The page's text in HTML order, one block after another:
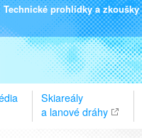
Technické prohlídky a zkoušky
Skiareály
a lanové dráhy